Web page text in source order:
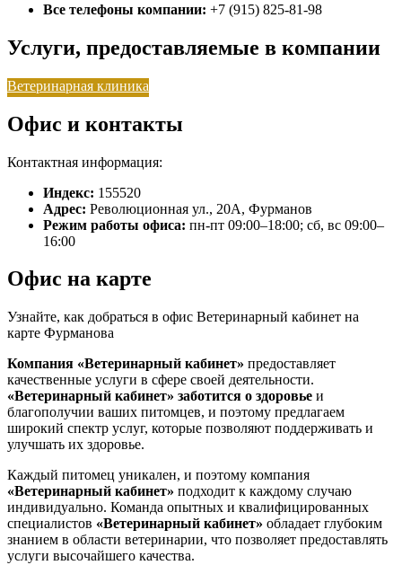
Все телефоны компании: +7 (915) 825-81-98
Услуги, предоставляемые в компании
Ветеринарная клиника
Офис и контакты
Контактная информация:
Индекс: 155520
Адрес: Революционная ул., 20А, Фурманов
Режим работы офиса: пн-пт 09:00–18:00; сб, вс 09:00–
16:00
Офис на карте
Узнайте, как добраться в офис Ветеринарный кабинет на
карте Фурманова
Компания «Ветеринарный кабинет» предоставляет
качественные услуги в сфере своей деятельности.
«Ветеринарный кабинет» заботится о здоровье и
благополучии ваших питомцев, и поэтому предлагаем
широкий спектр услуг, которые позволяют поддерживать и
улучшать их здоровье.
Каждый питомец уникален, и поэтому компания
«Ветеринарный кабинет» подходит к каждому случаю
индивидуально. Команда опытных и квалифицированных
специалистов «Ветеринарный кабинет» обладает глубоким
знанием в области ветеринарии, что позволяет предоставлять
услуги высочайшего качества.